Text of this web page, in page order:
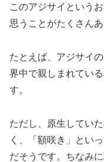
このアジサイという
思うことがたくさん
たとえば、アジサイ
界中で親しまれてい
す。
ただし、原生してい
く、「額咲き」とい
だそうです。ちなみ